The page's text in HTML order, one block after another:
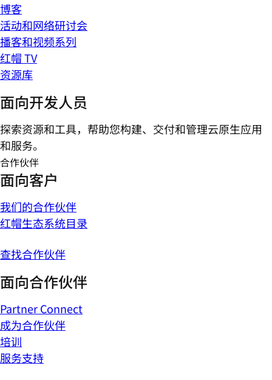
博客
活动和网络研讨会
播客和视频系列
红帽 TV
资源库
面向开发人员
探索资源和工具，帮助您构建、交付和管理云原生应用
和服务。
合作伙伴
面向客户
我们的合作伙伴
红帽生态系统目录
查找合作伙伴
面向合作伙伴
Partner Connect
成为合作伙伴
培训
服务支持